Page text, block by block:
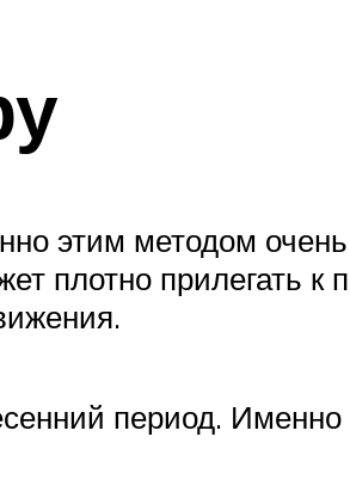
этим методом
плотно прилегать
период.